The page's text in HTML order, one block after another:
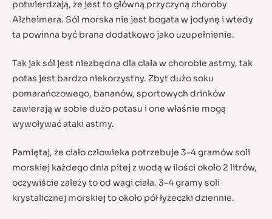
potwierdzają, że jest to główną przyczyną choroby
Alzheimera. Sól morska nie jest bogata w jodynę i wtedy
ta powinna być brana dodatkowo jako uzupełnienie.
Tak jak sól jest niezbędna dla ciała w chorobie astmy, tak
potas jest bardzo niekorzystny. Zbyt dużo soku
pomarańczowego, bananów, sportowych drinków
zawierają w sobie dużo potasu i one właśnie mogą
wywoływać ataki astmy.
Pamiętaj, że ciało człowieka potrzebuje 3-4 gramów soli
morskiej każdego dnia pitej z wodą w ilości około 2 litrów,
oczywiście zależy to od wagi ciała. 3-4 gramy soli
krystalicznej morskiej to około pół łyżeczki dziennie.